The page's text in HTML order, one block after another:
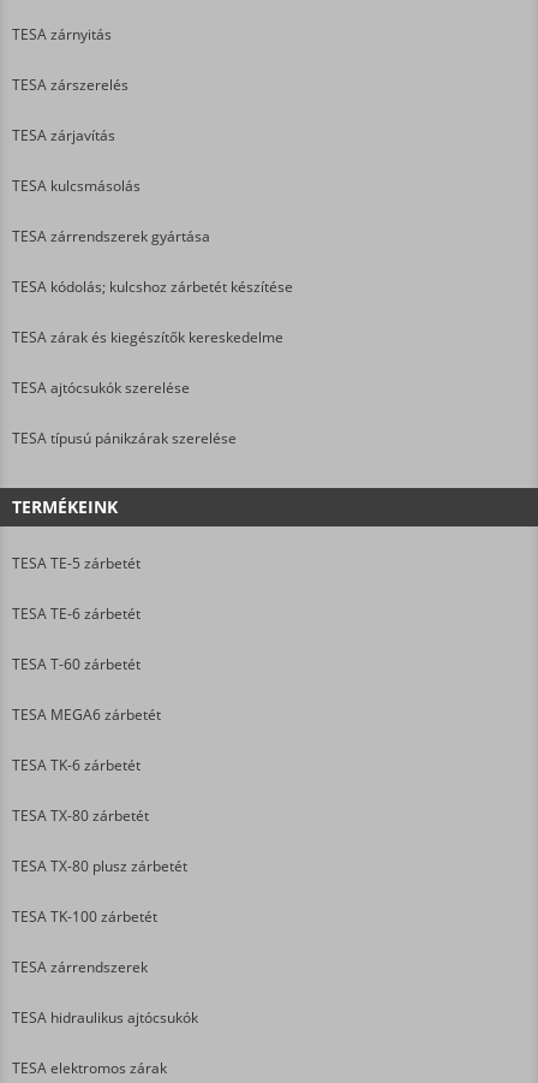
TESA zárnyitás
TESA zárszerelés
TESA zárjavítás
TESA kulcsmásolás
TESA zárrendszerek gyártása
TESA kódolás; kulcshoz zárbetét készítése
TESA zárak és kiegészítők kereskedelme
TESA ajtócsukók szerelése
TESA típusú pánikzárak szerelése
TERMÉKEINK
TESA TE-5 zárbetét
TESA TE-6 zárbetét
TESA T-60 zárbetét
TESA MEGA6 zárbetét
TESA TK-6 zárbetét
TESA TX-80 zárbetét
TESA TX-80 plusz zárbetét
TESA TK-100 zárbetét
TESA zárrendszerek
TESA hidraulikus ajtócsukók
TESA elektromos zárak